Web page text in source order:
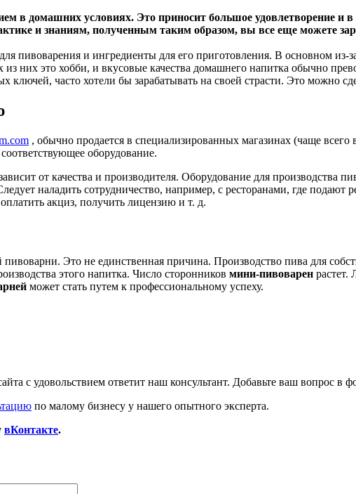
в домашних условиях. Это приносит большое удовлетворение и
и знаниям, полученным таким образом, вы все еще можете
пивоварения и ингредиенты для его приготовления. В основном из-
них это хобби, и вкусовые качества домашнего напитка обычно
ключей, часто хотели бы зарабатывать на своей страсти. Это можно
, обычно продается в специализированных магазинах (чаще
оборудование.
от качества и производителя. Оборудование для производства
наладить сотрудничество, например, с ресторанами, где
акциз, получить лицензию и т. д.
Это не единственная причина. Производство пива для
этого напитка. Число сторонников мини-пивоварен растет.
может стать путем к профессиональному успеху.
с удовольствием ответит наш консультант. Добавьте ваш вопрос в
по малому бизнесу у нашего опытного эксперта.
вКонтакте.